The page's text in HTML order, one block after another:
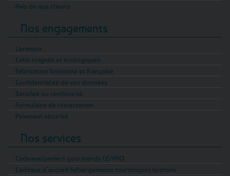
Avis de nos clients
Nos engagements
Livraison
Colis soignés et écologiques
Fabrication bretonne et française
Confidentialité de vos données
Satisfait ou remboursé
Formulaire de rétractation
Paiement sécurisé
Nos services
Cadeaux/paniers gourmands CE/PRO
Cadeaux d’accueil hébergements touristiques bretons